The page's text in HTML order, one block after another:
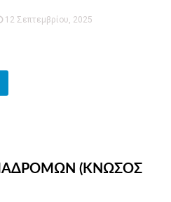
12 Σεπτεμβρίου, 2025
(ΚΝΩΣΟΣ